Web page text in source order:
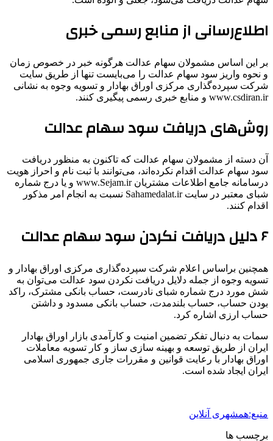
اطلاع‌رسانی از منابع رسمی خبری
بر این اساس مشمولان سهام عدالت هرگونه خبر در خصوص زمان
و نحوه واریز سود سهام عدالت را می‌بایست تنها از طریق سایت
شرکت سپرده‌گذاری مرکزی اوراق بهادار و تسویه وجوه به نشانی
www.csdiran.ir و منابع خبری رسمی پیگیری کنند.
روش‌های دریافت سود سهام عدالت
آن دسته از مشمولان سهام عدالت که تاکنون به منظور دریافت
سود سهام عدالت اقدام نکرده‌اند، می‌توانند با ثبت نام و احراز هویت
درسامانه جامع اطلاعات مشتریان www.Sejam.ir و یا درج شماره
شبای معتبر در سایت Sahamedalat.ir نسبت به انجام امر مذکور
اقدام کنند.
۶ دلیل دریافت نکردن سود سهام عدالت
همچنین براساس اعلام شرکت سپرده‌گذاری مرکزی اوراق بهادار و
تسویه وجوه از جمله دلایل دریافت نکردن سود عدالت می‌توان به
شش مورد درج شماره شبای نادرست، حساب بانکی مشترک، راکد
بودن حساب، حساب بلندمدت، حساب بانکی مسدود و داشتن
حساب ارزی اشاره کرد.
سمات به دنبال تفکر تضمین امنیت و کارآمدی بازار اوراق بهادار
ایران از طریق توسعه و بهینه سازی ساز و کار تسویه معاملات
اوراق بهادار با رعایت قوانین و مقررات جاری جمهوری اسلامی
ایران ایجاد شده است.
منبع:همشهری آنلاین
برچسب ها